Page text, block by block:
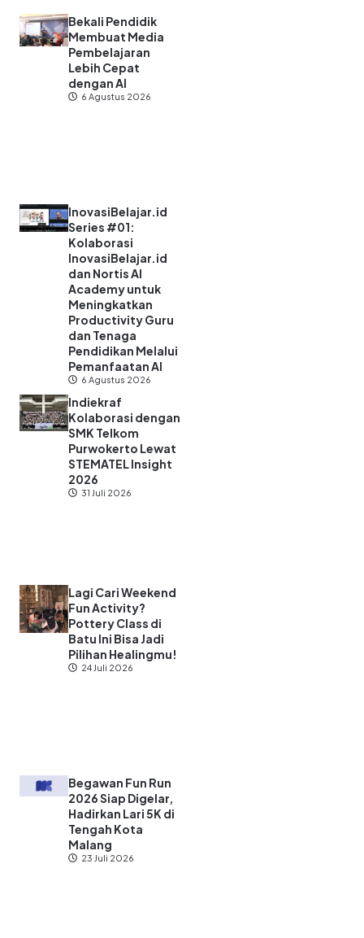
Bekali Pendidik
Membuat Media
Pembelajaran
Lebih Cepat
dengan AI
6 Agustus 2026
InovasiBelajar.id
Series #01:
Kolaborasi
InovasiBelajar.id
dan Nortis AI
Academy untuk
Meningkatkan
Productivity Guru
dan Tenaga
Pendidikan Melalui
Pemanfaatan AI
6 Agustus 2026
Indiekraf
Kolaborasi dengan
SMK Telkom
Purwokerto Lewat
STEMATEL Insight
2026
31 Juli 2026
Lagi Cari Weekend
Fun Activity?
Pottery Class di
Batu Ini Bisa Jadi
Pilihan Healingmu!
24 Juli 2026
Begawan Fun Run
2026 Siap Digelar,
Hadirkan Lari 5K di
Tengah Kota
Malang
23 Juli 2026